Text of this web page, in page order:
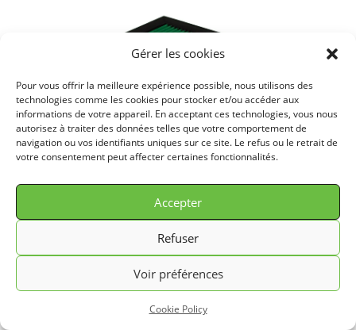
Gérer les cookies
Pour vous offrir la meilleure expérience possible, nous utilisons des
technologies comme les cookies pour stocker et/ou accéder aux
informations de votre appareil. En acceptant ces technologies, vous nous
autorisez à traiter des données telles que votre comportement de
navigation ou vos identifiants uniques sur ce site. Le refus ou le retrait de
votre consentement peut affecter certaines fonctionnalités.
Accepter
Refuser
Voir préférences
Cookie Policy
années 91>97 ref. P468401